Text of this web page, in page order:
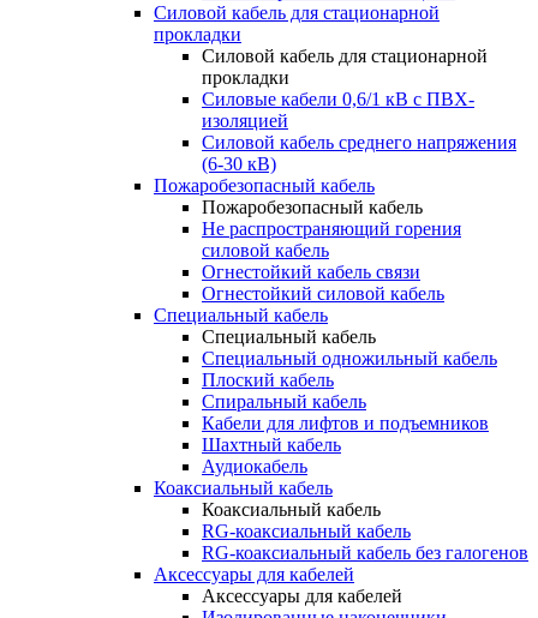
Силовой кабель для стационарной
прокладки
Силовой кабель для стационарной
прокладки
Силовые кабели 0,6/1 кВ с ПВХ-
изоляцией
Силовой кабель среднего напряжения
(6-30 кВ)
Пожаробезопасный кабель
Пожаробезопасный кабель
Не распространяющий горения
силовой кабель
Огнестойкий кабель связи
Огнестойкий силовой кабель
Специальный кабель
Специальный кабель
Специальный одножильный кабель
Плоский кабель
Спиральный кабель
Кабели для лифтов и подъемников
Шахтный кабель
Аудиокабель
Коаксиальный кабель
Коаксиальный кабель
RG-коаксиальный кабель
RG-коаксиальный кабель без галогенов
Аксессуары для кабелей
Аксессуары для кабелей